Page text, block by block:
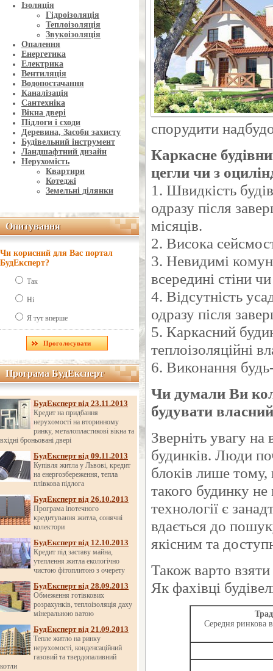
Ізоляція
Гідроізоляція
Теплоізоляція
Звукоізоляція
Опалення
Енергетика
Електрика
Вентиляція
Водопостачання
Каналізація
Сантехніка
Вікна двері
Підлоги і сходи
Деревина, Засоби захисту
Будівельний інструмент
Ландшафтний дизайн
Нерухомість
Квартири
Котеджі
Земельні ділянки
Опитування
Опитування
Чи корисний для Вас портал
БудЕксперт?
Так
Ні
Я тут вперше
Програма БудЕксперт
Програма БудЕксперт
БудЕксперт від 23.11.2013
Кредит на придбання
нерухомості на вторинному
ринку, металопластикові вікна та
вхідні броньовані двері
БудЕксперт від 09.11.2013
Купівля житла у Львові, кредит
на енергозбереження, тепла
плівкова підлога
БудЕксперт від 26.10.2013
Програма іпотечного
кредитування житла, сонячні
колектори
БудЕксперт від 12.10.2013
Кредит під заставу майна,
утеплення житла екологічно
чистою фітоплитою з очерету
БудЕксперт від 28.09.2013
Обмеження готівкових
розрахунків, теплоізоляція даху
мінеральною ватою
БудЕксперт від 21.09.2013
Тепле житло на ринку
нерухомості, конденсаційний
газовий та твердопаливний
котли
спорудити
Каркасне
цегли чи з
1. Швидкість
одразу після
місяців.
2. Висока
3. Невидимі
всередині стіни
4. Відсутність
одразу після
5. Каркасний
теплоізоляційні
6. Виконання
Чи думали Ви
будувати
Зверніть увагу на
будинків. Люди
блоків лише
такого будинку не
технології є
вдається до
якісним та
Також варто
Як фахівці
Середня ринкова